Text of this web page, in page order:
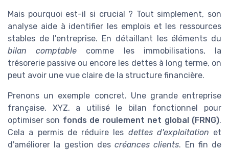
Mais pourquoi est-il si crucial ? Tout simplement, son
analyse aide à identifier les emplois et les ressources
stables de l'entreprise. En détaillant les éléments du
bilan comptable comme les immobilisations, la
trésorerie passive ou encore les dettes à long terme, on
peut avoir une vue claire de la structure financière.
Prenons un exemple concret. Une grande entreprise
française, XYZ, a utilisé le bilan fonctionnel pour
optimiser son fonds de roulement net global (FRNG).
Cela a permis de réduire les dettes d'exploitation et
d'améliorer la gestion des créances clients. En fin de